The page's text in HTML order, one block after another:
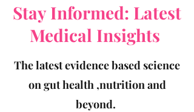
Stay Informed: Latest
Medical Insights
The latest evidence based science
on gut health ,nutrition and
beyond.